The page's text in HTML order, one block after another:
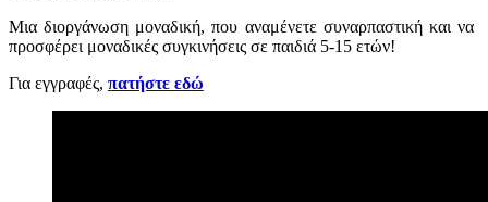
Μια διοργάνωση μοναδική, που αναμένετε συναρπαστική και να
προσφέρει μοναδικές συγκινήσεις σε παιδιά 5-15 ετών!
Για εγγραφές, πατήστε εδώ